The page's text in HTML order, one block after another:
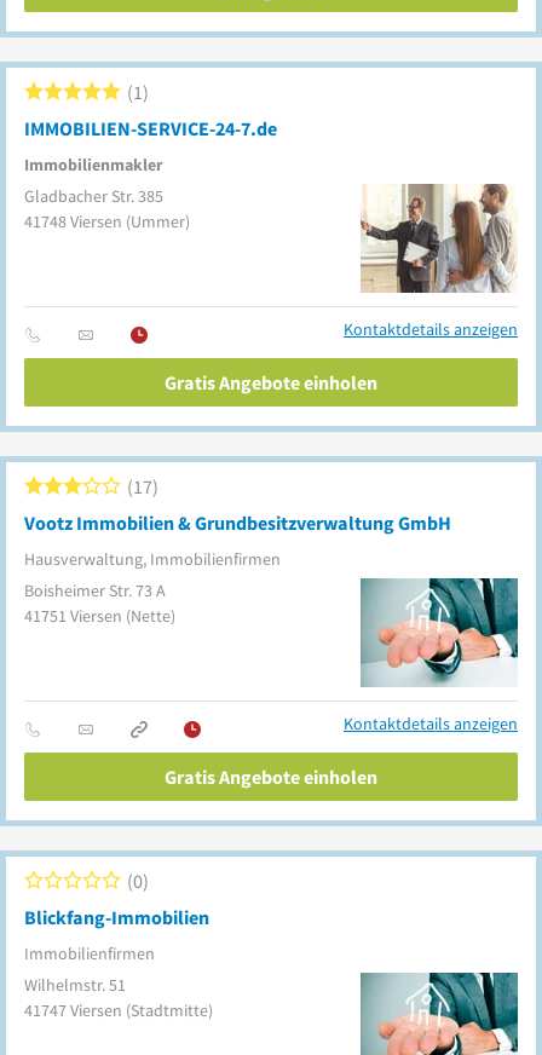
IMMOBILIEN-SERVICE-24-7.de ​
Immobilienmakler
1
Gladbacher Str. 385
41748Viersen (Ummer)
Kontaktdetails anzeigen
Gratis Angebote einholen
Vootz Immobilien & Grundbesitzverwaltung GmbH
Hausverwaltung, Immobilienfirmen
17
Boisheimer Str. 73 A
41751 Viersen (Nette)
Kontaktdetails anzeigen
Gratis Angebote einholen
Blickfang-Immobilien
Immobilienfirmen
0
Wilhelmstr. 51
41747Viersen (Stadtmitte)